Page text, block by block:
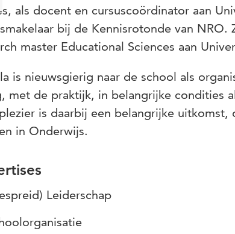
als docent en cursuscoördinator aan
bij de Kennisrotonde van NRO.
master Educational Sciences aan
is nieuwsgierig naar de school als
met de praktijk, in belangrijke condities
is daarbij een belangrijke
in Onderwijs.
Leiderschap